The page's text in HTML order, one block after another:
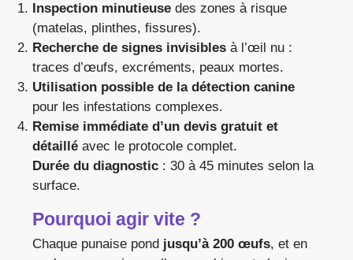
Inspection minutieuse des zones à risque
(matelas, plinthes, fissures).
Recherche de signes invisibles à l’œil nu :
traces d’œufs, excréments, peaux mortes.
Utilisation possible de la détection canine
pour les infestations complexes.
Remise immédiate d’un devis gratuit et
détaillé avec le protocole complet.
Durée du diagnostic : 30 à 45 minutes selon la
surface.
Pourquoi agir vite ?
Chaque punaise pond jusqu’à 200 œufs, et en